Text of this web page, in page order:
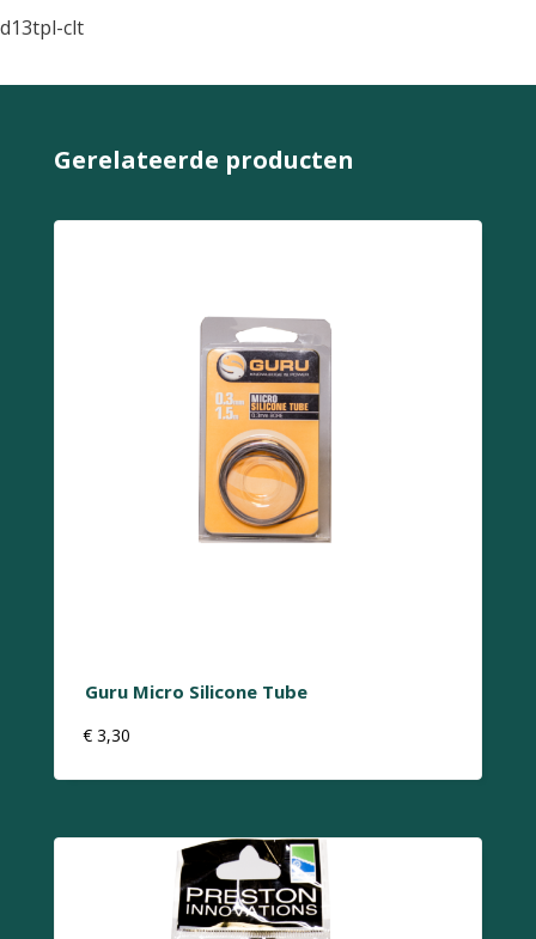
d13tpl-clt
Gerelateerde producten
Guru Micro Silicone Tube
€ 3,30